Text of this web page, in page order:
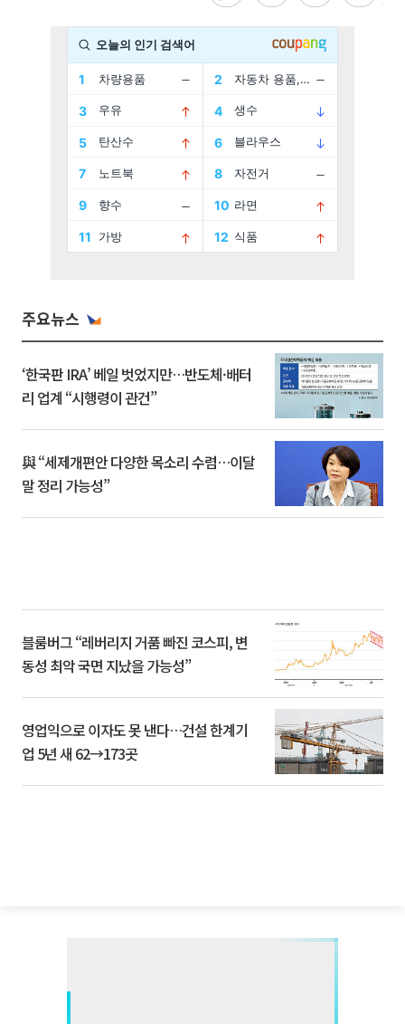
주요뉴스
‘한국판 IRA’ 베일 벗었지만…반도체·배터
리 업계 “시행령이 관건”
與 “세제개편안 다양한 목소리 수렴…이달
말 정리 가능성”
블룸버그 “레버리지 거품 빠진 코스피, 변
동성 최악 국면 지났을 가능성”
영업익으로 이자도 못 낸다…건설 한계기
업 5년 새 62→173곳